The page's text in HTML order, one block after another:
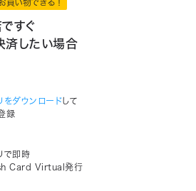
買い物できる！
すぐ
済したい場合
をダウンロードして
録
で即時
Card Virtual発行